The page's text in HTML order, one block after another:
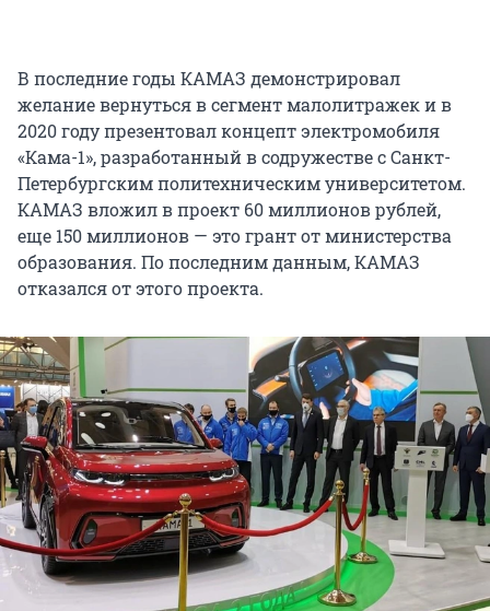
В последние годы КАМАЗ демонстрировал
желание вернуться в сегмент малолитражек и в
2020 году презентовал концепт электромобиля
«Кама-1», разработанный в содружестве с Санкт-
Петербургским политехническим университетом.
КАМАЗ вложил в проект 60 миллионов рублей,
еще 150 миллионов — это грант от министерства
образования. По последним данным, КАМАЗ
отказался от этого проекта.